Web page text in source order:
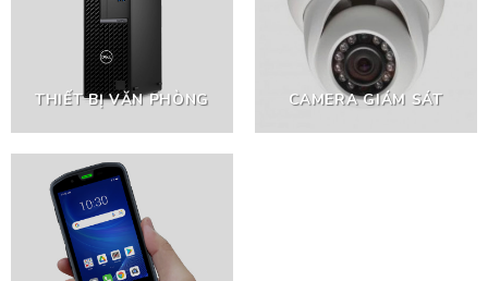
THIẾT BỊ VĂN PHÒNG CAMERA GIÁM SÁT